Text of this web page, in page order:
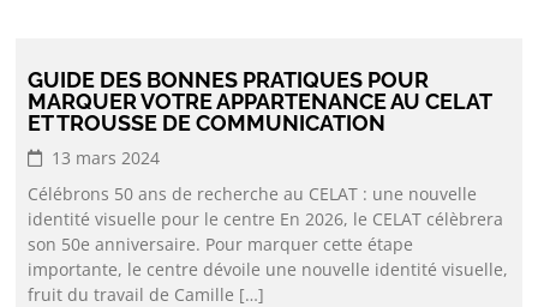
GUIDE DES BONNES PRATIQUES POUR
MARQUER VOTRE APPARTENANCE AU CELAT
ET TROUSSE DE COMMUNICATION
13 mars 2024
Célébrons 50 ans de recherche au CELAT : une nouvelle
identité visuelle pour le centre En 2026, le CELAT célèbrera
son 50e anniversaire. Pour marquer cette étape
importante, le centre dévoile une nouvelle identité visuelle,
fruit du travail de Camille […]